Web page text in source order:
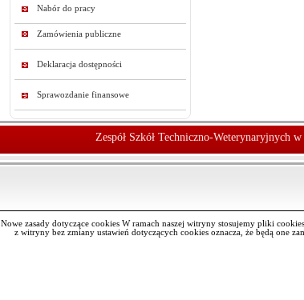
Nabór do pracy
Zamówienia publiczne
Deklaracja dostępności
Sprawozdanie finansowe
Zespół Szkół Techniczno-Weterynaryjnych
Nowe zasady dotyczące cookies W ramach naszej witryny stosujemy pliki
z witryny bez zmiany ustawień dotyczących cookies oznacza, że będą one